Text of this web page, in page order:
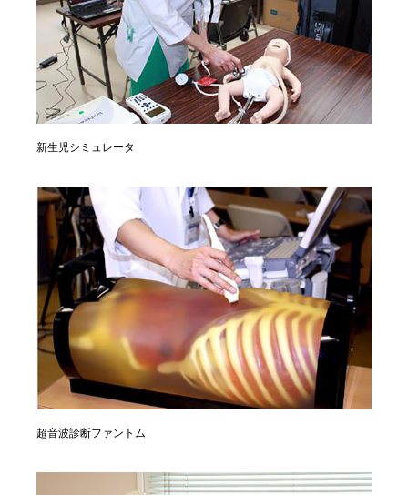
新生児シミュレータ
超音波診断ファントム